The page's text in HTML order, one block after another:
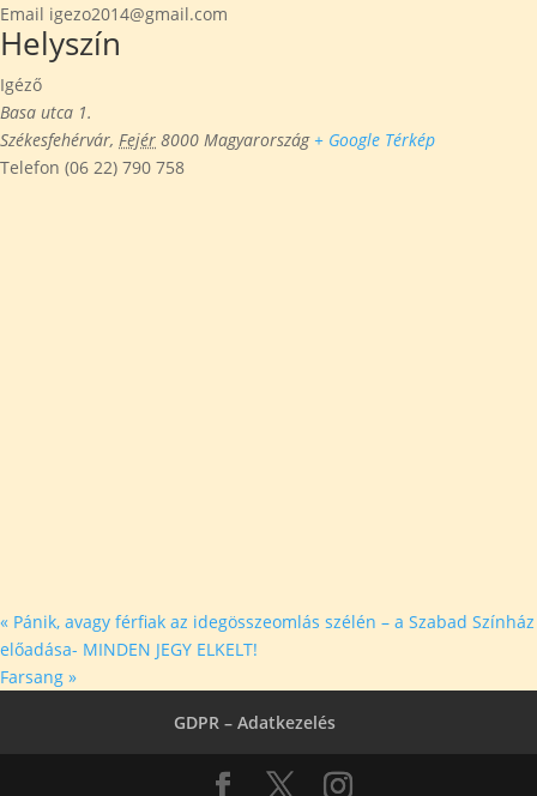
Email igezo2014@gmail.com
Helyszín
Igéző
Basa utca 1.
Székesfehérvár, Fejér 8000 Magyarország + Google Térkép
Telefon (06 22) 790 758
« Pánik, avagy férfiak az idegösszeomlás szélén – a Szabad Színház
előadása- MINDEN JEGY ELKELT!
Farsang »
GDPR – Adatkezelés